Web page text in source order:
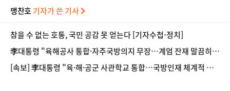
맹찬호 기자가 쓴 기사
참을 수 없는 호통, 국민 공감 못 얻는다 [기자수첩-정치]
李대통령 "육해공사 통합·자주국방의지 무장…계엄 잔재 말끔히
청산"
[속보] 李대통령 "육·해·공군 사관학교 통합…국방인재 체계적 양